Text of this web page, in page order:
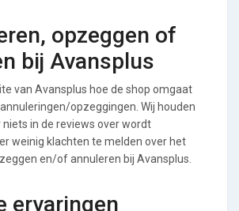
opzeggen of
bij Avansplus
van Avansplus hoe de shop omgaat
opzeggingen. Wij houden
niets in de reviews over wordt
weinig klachten te melden over het
en/of annuleren bij Avansplus.
ervaringen